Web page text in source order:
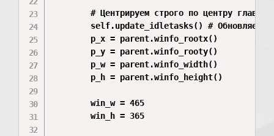
# Центрируем строго по центру
self.update_idletasks() # Обновляем
        p_x = parent.winfo_rootx()
        p_y = parent.winfo_rooty()
        p_w = parent.winfo_width()
        p_h = parent.winfo_height()
        win_w = 465
        win_h = 365